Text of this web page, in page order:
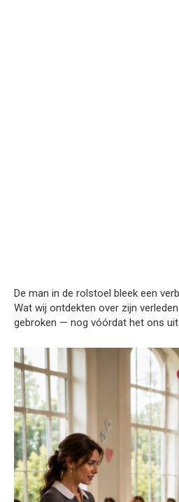
De man in de rolstoel bleek een
Wat wij ontdekten over zijn
gebroken — nog vóórdat het ons